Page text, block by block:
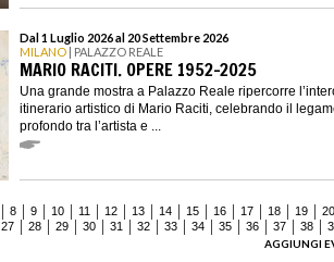
Dal 1 Luglio 2026 al 20 Settembre 2026
MILANO | PALAZZO REALE
MARIO RACITI. OPERE 1952-2025
Una grande mostra a Palazzo Reale ripercorre
itinerario artistico di Mario Raciti, celebrando il
profondo tra l’artista e ...
8 9 10 11 12 13 14 15 16 17 18 19
20
27 28 29 30 31 32 33 34 35 36 37 38
AGGIUNGI